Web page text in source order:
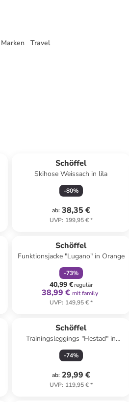
Marken Travel
Schöffel
Skihose Weissach in lila
-80%
ab: 38,35 €
UVP: 199,95 €*
Schöffel
Funktionsjacke "Lugano" in Orange
-73%
40,99 €regulär
38,99 € mit family
UVP: 149,95 €*
Schöffel
Trainingsleggings "Hestad" in
Flieder/ Dunkelblau
-74%
ab: 29,99 €
UVP: 119,95 €*